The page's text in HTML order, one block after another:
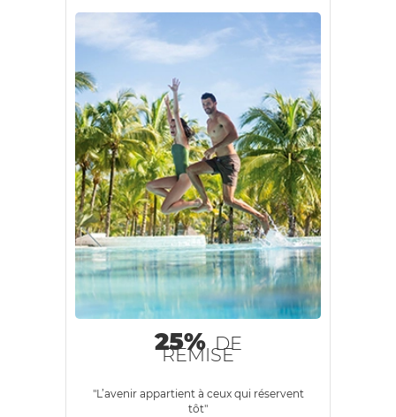
25% DE
REMISE
"L’avenir appartient à ceux qui réservent
tôt"